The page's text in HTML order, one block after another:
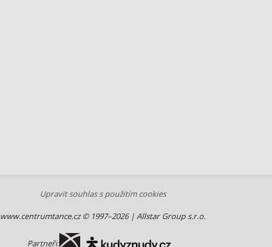
Upravit souhlas s použitím cookies
www.centrumtance.cz © 1997–2026 | Allstar Group s.r.o.
Partneři: